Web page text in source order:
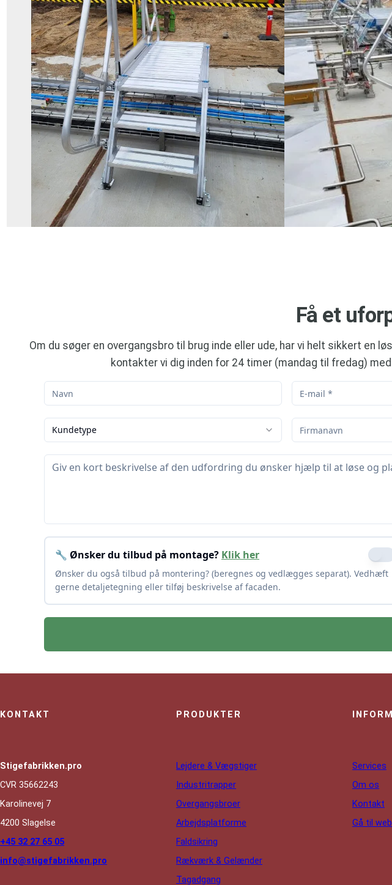
Få et
Om du søger en overgangsbro til brug inde eller ude, har vi helt sikkert en
kontakter vi dig inden for 24 timer (mandag til fredag)
KONTAKT
Stigefabrikken.pro
CVR 35662243
Karolinevej 7
4200 Slagelse
+45 32 27 65 05
info@stigefabrikken.pro
PRODUKTER
Lejdere & Vægstiger
Industritrapper
Overgangsbroer
Arbejdsplatforme
Faldsikring
Rækværk & Gelænder
Tagadgang
Services
Om os
Kontakt
Gå til